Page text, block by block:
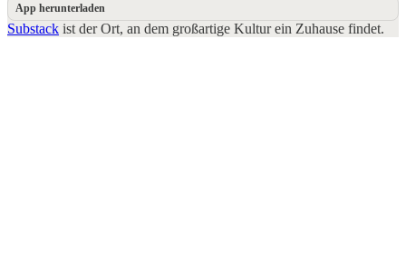
App herunterladen
Substack ist der Ort, an dem großartige Kultur ein Zuhause findet.